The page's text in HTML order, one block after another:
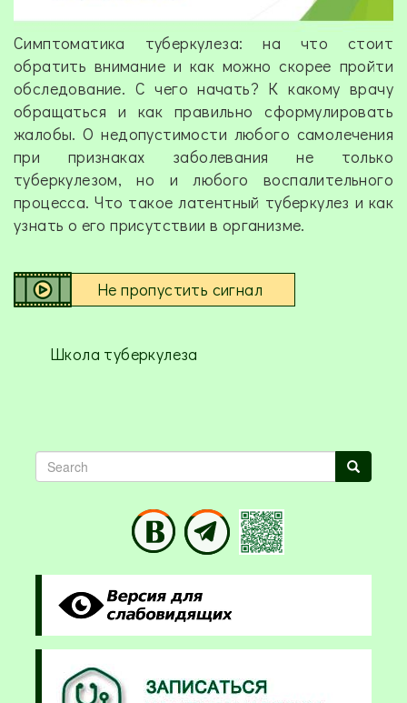
Симптоматика туберкулеза: на что стоит
обратить внимание и как можно скорее пройти
обследование. С чего начать? К какому врачу
обращаться и как правильно сформулировать
жалобы. О недопустимости любого самолечения
при признаках заболевания не только
туберкулезом, но и любого воспалительного
процесса. Что такое латентный туберкулез и как
узнать о его присутствии в организме.
Не пропустить сигнал
Школа туберкулеза
Search Search